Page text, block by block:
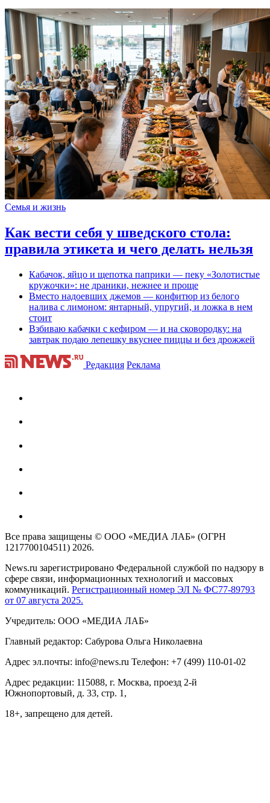
Семья и жизнь
Как вести себя у шведского стола:
правила этикета и чего делать нельзя
Кабачок, яйцо и щепотка паприки — пеку «Золотистые
кружочки»: не драники, нежнее и проще
Вместо надоевших джемов — конфитюр из белого
налива с лимоном: янтарный, упругий, и ложка в нем
стоит
Взбиваю кабачки с кефиром — и на сковородку: на
завтрак подаю лепешку вкуснее пиццы и без дрожжей
Редакция Реклама
Все права защищены © ООО «МЕДИА ЛАБ» (ОГРН
1217700104511) 2026.
News.ru зарегистрировано Федеральной службой по надзору в
сфере связи, информационных технологий и массовых
коммуникаций. Регистрационный номер ЭЛ № ФС77-89793
от 07 августа 2025.
Учредитель: ООО «МЕДИА ЛАБ»
Главный редактор: Сабурова Ольга Николаевна
Адрес эл.почты: info@news.ru Телефон: +7 (499) 110-01-02
Адрес редакции: 115088, г. Москва, проезд 2-й
Южнопортовый, д. 33, стр. 1,
18+, запрещено для детей.